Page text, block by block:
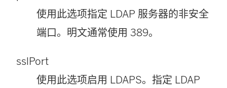
使用此选项指定 LDAP 服务器的非安全
端口。明文通常使用 389。
sslPort
使用此选项启用 LDAPS。指定 LDAP